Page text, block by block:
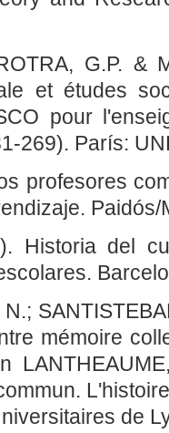
G.P. &
et études
pour
269). París:
profesores
Paidós/
Historia del
mémoire
de